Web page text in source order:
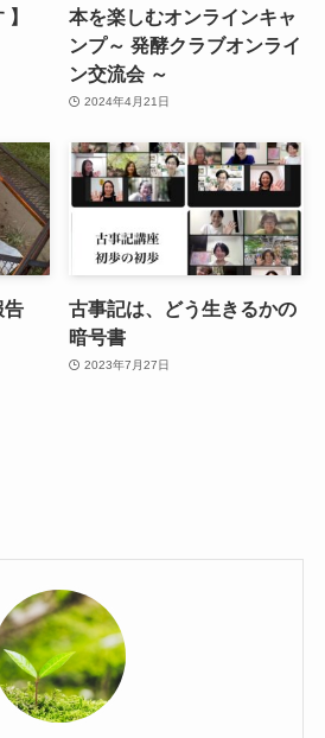
本を楽しむオンラインキャ
ンプ～ 発酵クラブオンライ
ン交流会 ～
2024年4月21日
告
古事記は、どう生きるかの
暗号書
2023年7月27日